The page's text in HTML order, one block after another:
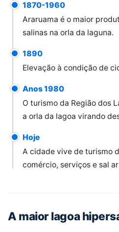
1870-1960
Araruama é o maior
salinas na orla da laguna.
1890
Elevação à condição de
Anos 1980
O turismo da Região dos
a orla da lagoa virando
Hoje
A cidade vive de turismo
comércio, serviços e sal
A maior lagoa